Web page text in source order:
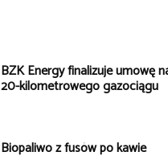
BZK Energy finalizuje umowę
20-kilometrowego gazociągu
Biopaliwo z fusów po kawie